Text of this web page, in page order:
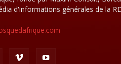
d'informations générales de la